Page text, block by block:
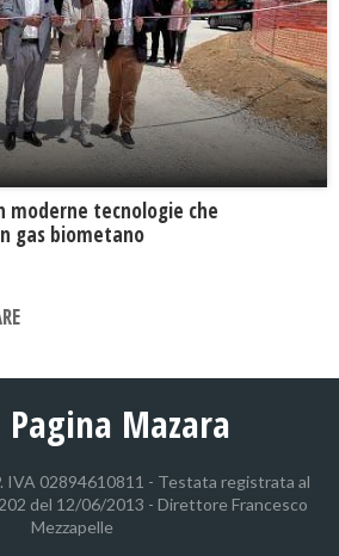
moderne tecnologie che
gas biometano
Mazara
IVA 02894610811 - Testata registrata al
del 12/06/2013 - Direttore Francesco
Mezzapelle